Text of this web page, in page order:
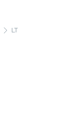
LT